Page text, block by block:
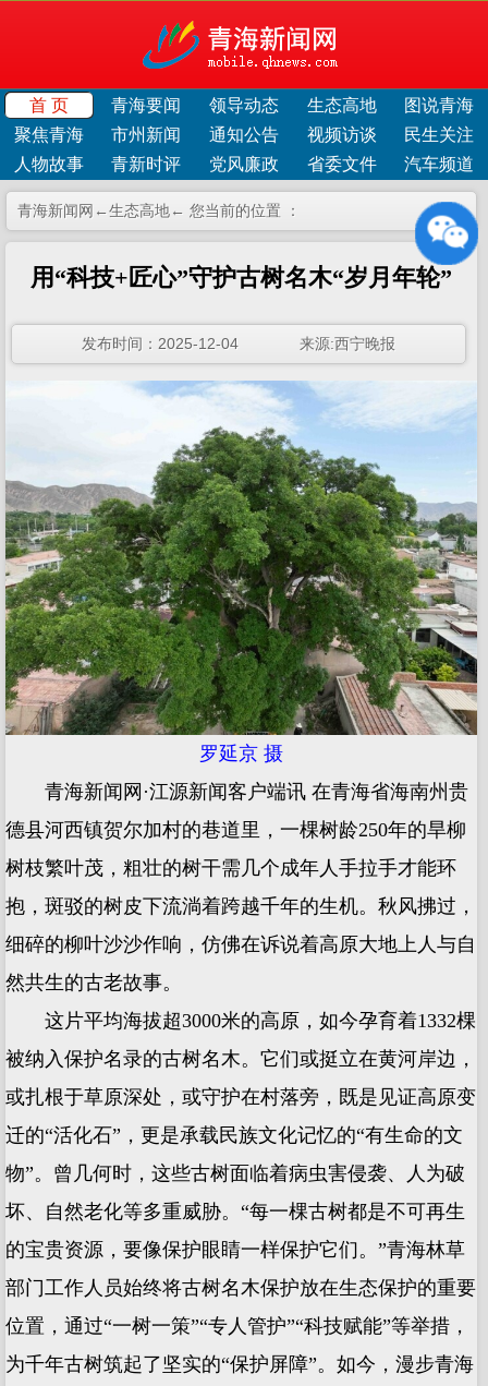
首 页 青海要闻 领导动态 生态高地
图说青海
聚焦青海
市州新闻 通知公告 视频访谈
民生关注
人物故事
青新时评 党风廉政 省委文件 汽车频道
青海新闻网← ← 您当前的位置 ：
生态高地
用“科技+匠心”守护古树名木“岁月年轮”
发布时间：2025-12-04 来源:西宁晚报
罗延京 摄
青海新闻网·江源新闻客户端讯 在青海省海南州贵
德县河西镇贺尔加村的巷道里，一棵树龄250年的旱柳
树枝繁叶茂，粗壮的树干需几个成年人手拉手才能环
抱，斑驳的树皮下流淌着跨越千年的生机。秋风拂过，
细碎的柳叶沙沙作响，仿佛在诉说着高原大地上人与自
然共生的古老故事。
这片平均海拔超3000米的高原，如今孕育着1332棵
被纳入保护名录的古树名木。它们或挺立在黄河岸边，
或扎根于草原深处，或守护在村落旁，既是见证高原变
迁的“活化石”，更是承载民族文化记忆的“有生命的文
物”。曾几何时，这些古树面临着病虫害侵袭、人为破
坏、自然老化等多重威胁。“每一棵古树都是不可再生
的宝贵资源，要像保护眼睛一样保护它们。”青海林草
部门工作人员始终将古树名木保护放在生态保护的重要
位置，通过“一树一策”“专人管护”“科技赋能”等举措，
为千年古树筑起了坚实的“保护屏障”。如今，漫步青海